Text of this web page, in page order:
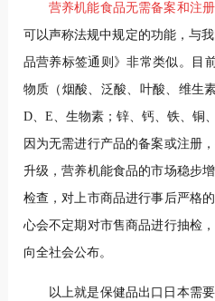
营养机能食品无需备案和注册
可以声称法规中规定的功能，与
品营养标签通则》非常类似。目
物质（烟酸、泛酸、叶酸、维生
D、E、生物素；锌、钙、铁、铜
因为无需进行产品的备案或注册
升级，营养机能食品的市场稳步
检查，对上市商品进行事后严格
心会不定期对市售商品进行抽检
向全社会公布。
以上就是保健品出口日本需